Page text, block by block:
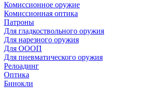
Комиссионное оружие
Комиссионная оптика
Патроны
Для гладкоствольного оружия
Для нарезного оружия
Для ОООП
Для пневматического оружия
Релоадинг
Оптика
Бинокли